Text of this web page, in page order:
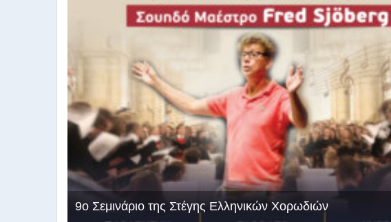
9ο Σεμινάριο της Στέγης Ελληνικών Χορωδιών